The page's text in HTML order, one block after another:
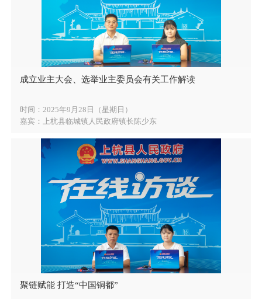
成立业主大会、选举业主委员会有关工作解读
时间：2025年9月28日（星期日）
嘉宾：上杭县临城镇人民政府镇长陈少东
聚链赋能 打造“中国铜都”